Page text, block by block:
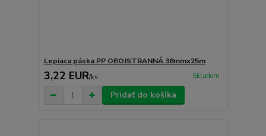
Lepiaca páska PP OBOJSTRANNÁ 38mmx25m
3,22 EUR/ks Skladom
Pridať do košíka